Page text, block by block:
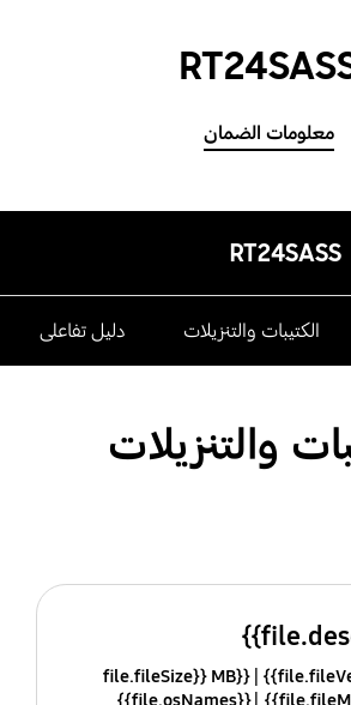
معلومات الضمان
RT24SASS
الكتيبات والتنزيلات دليل تفاعلى
والتنزيلات
{{file.fileSize}} MB
{{file.osNames}}